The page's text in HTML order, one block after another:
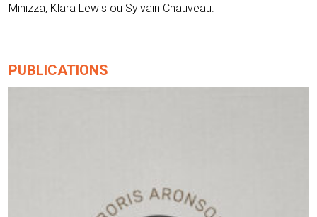
Minizza, Klara Lewis ou Sylvain Chauveau.
PUBLICATIONS